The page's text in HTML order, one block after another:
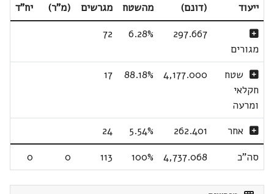
ייעוד
(דונם)
מהשטח
מגרשים
(מ"ר)
יח"ד
מגורים
297.667
6.28%
72
שטח
חקלאי
ומרעה
4,177.000
88.18%
17
אחר 262.401
5.54%
24
סה"כ
4,737.068
100%
113
0
0